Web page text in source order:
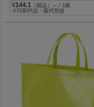
¥144.1
（税込）～ ⁄ 1枚
※印刷代込・版代別途